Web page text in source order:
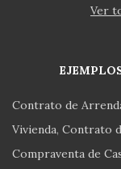
Ver
Contrato de
Vivienda Contrato
Compraventa de